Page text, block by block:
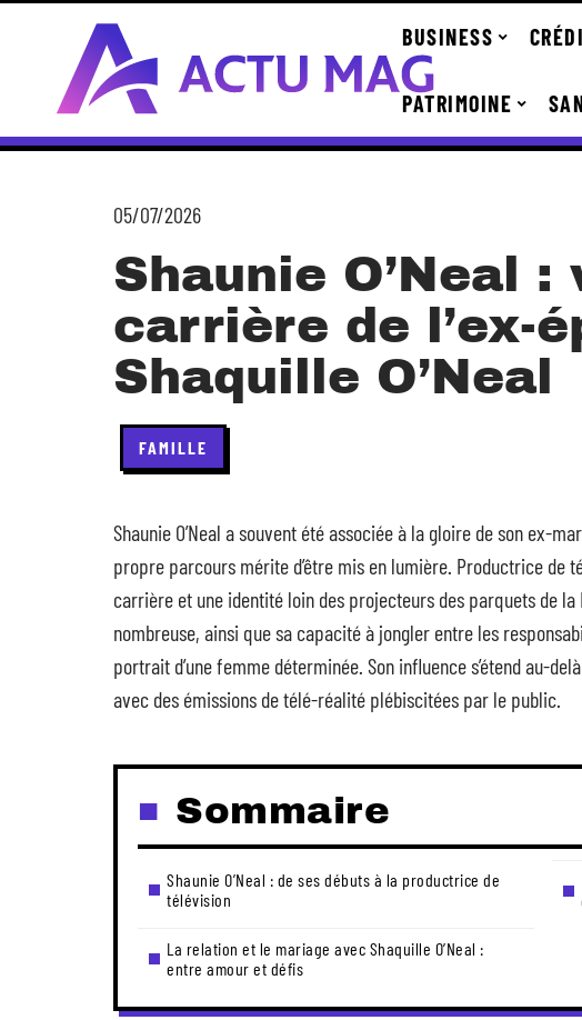
BUSINESS
PATRIMOINE
05/07/2026
Shaunie O’Neal :
carrière de l’ex-
Shaquille O’Neal
FAMILLE
Shaunie O’Neal a souvent été associée à la gloire de son ex-
propre parcours mérite d’être mis en lumière. Productrice de
carrière et une identité loin des projecteurs des parquets de
nombreuse, ainsi que sa capacité à jongler entre les
portrait d’une femme déterminée. Son influence s’étend au-
avec des émissions de télé-réalité plébiscitées par le public.
Sommaire
Shaunie O’Neal : de ses débuts à la productrice de
télévision
La relation et le mariage avec Shaquille O’Neal :
entre amour et défis